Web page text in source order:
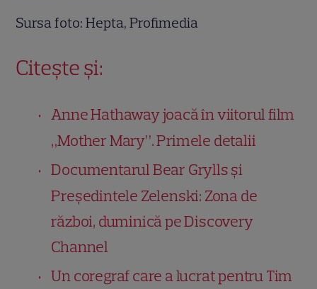
Sursa foto: Hepta, Profimedia
Citește și:
Anne Hathaway joacă în viitorul film
„Mother Mary”. Primele detalii
Documentarul Bear Grylls și
Președintele Zelenski: Zona de
război, duminică pe Discovery
Channel
Un coregraf care a lucrat pentru Tim